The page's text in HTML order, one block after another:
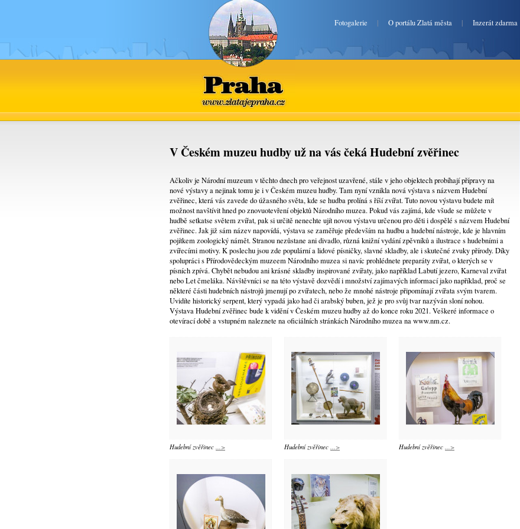
Fotogalerie | O portálu Zlatá města | Inzerát zdarma
Praha
www.zlatajepraha.cz
V Českém muzeu hudby už na vás čeká Hudební zvěřinec
Ačkoliv je Národní muzeum v těchto dnech pro veřejnost uzavřené, stále v jeho objektech probíhají přípravy na
nové výstavy a nejinak tomu je i v Českém muzeu hudby. Tam nyní vznikla nová výstava s názvem Hudební
zvěřinec, která vás zavede do úžasného světa, kde se hudba prolíná s říší zvířat. Tuto novou výstavu budete mít
možnost navštívit hned po znovuotevření objektů Národního muzea. Pokud vás zajímá, kde všude se můžete v
hudbě setkatse světem zvířat, pak si určitě nenechte ujít novou výstavu určenou pro děti i dospělé s názvem Hudební
zvěřinec. Jak již sám název napovídá, výstava se zaměřuje především na hudbu a hudební nástroje, kde je hlavním
pojítkem zoologický námět. Stranou nezůstane ani divadlo, různá knižní vydání zpěvníků a ilustrace s hudebními a
zvířecími motivy. K poslechu jsou zde populární a lidové písničky, slavné skladby, ale i skutečné zvuky přírody. Díky
spolupráci s Přírodovědeckým muzeem Národního muzea si navíc prohlédnete preparáty zvířat, o kterých se v
písních zpívá. Chybět nebudou ani krásné skladby inspirované zvířaty, jako například Labutí jezero, Karneval zvířat
nebo Let čmeláka. Návštěvníci se na této výstavě dozvědí i množství zajímavých informací jako například, proč se
některé části hudebních nástrojů jmenují po zvířatech, nebo že mnohé nástroje připomínají zvířata svým tvarem.
Uvidíte historický serpent, který vypadá jako had či arabský buben, jež je pro svůj tvar nazýván sloní nohou.
Výstava Hudební zvěřinec bude k vidění v Českém muzeu hudby až do konce roku 2021. Veškeré informace o
otevírací době a vstupném naleznete na oficiálních stránkách Národního muzea na www.nm.cz.
Hudební zvěřinec ...> Hudební zvěřinec ...> Hudební zvěřinec ...>